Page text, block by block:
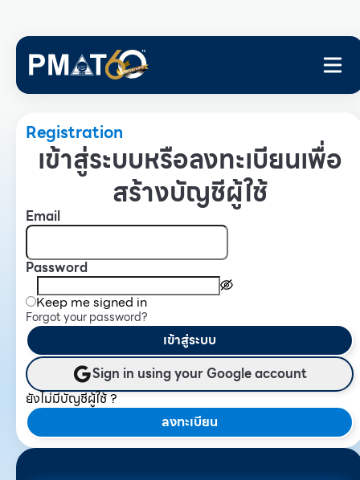
Registration
เข้าสู่ระบบหรือลงทะเบียนเพื่อ
สร้างบัญชีผู้ใช้
Email
Password
Keep me signed in
Forgot your password?
เข้าสู่ระบบ
Sign in using your Google account
ยังไม่มีบัญชีผู้ใช้ ?
ลงทะเบียน